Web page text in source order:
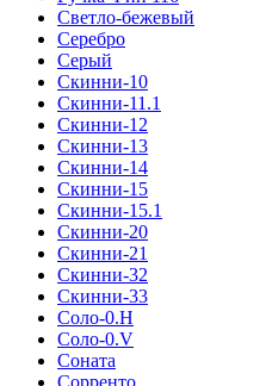
Светло-бежевый
Серебро
Серый
Скинни-10
Скинни-11.1
Скинни-12
Скинни-13
Скинни-14
Скинни-15
Скинни-15.1
Скинни-20
Скинни-21
Скинни-32
Скинни-33
Соло-0.H
Соло-0.V
Соната
Сорренто